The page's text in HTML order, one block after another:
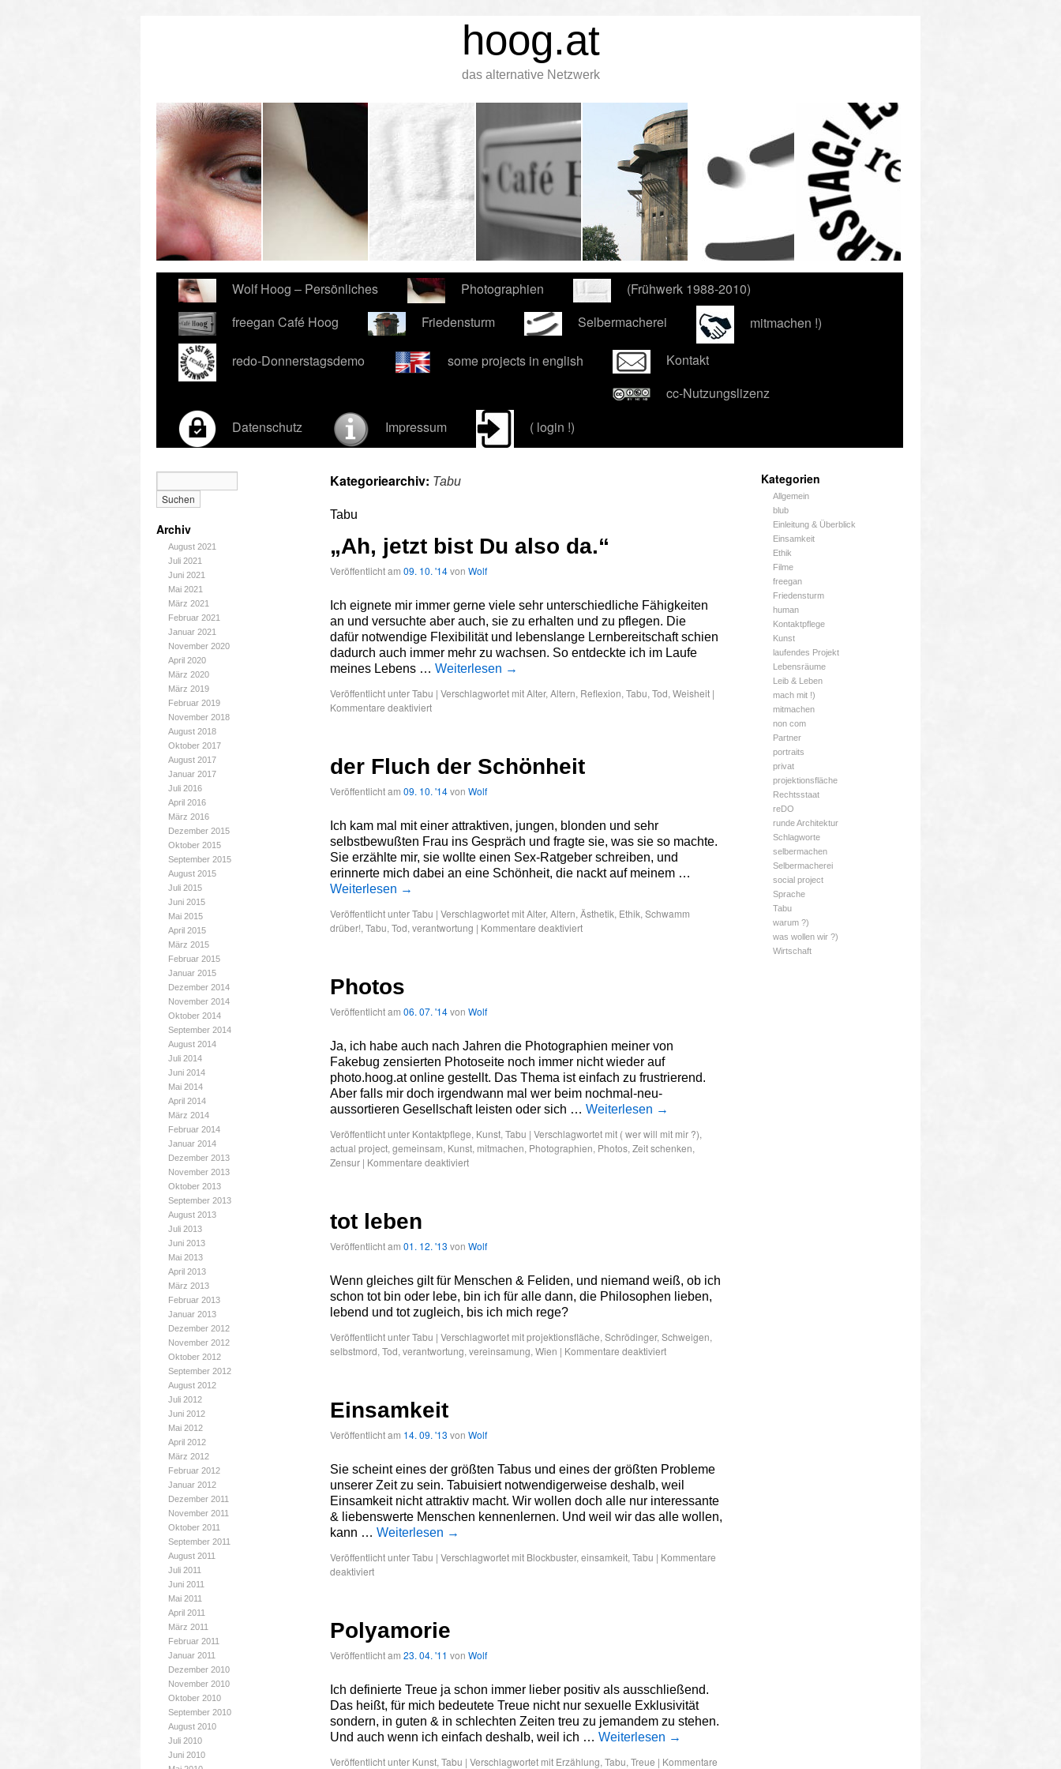
hoog.at
das alternative Netzwerk
Wolf Hoog – Persönliches Photographien
(Frühwerk 1988-2010)
freegan Café Hoog
Friedensturm Selbermacherei mitmachen !)
redo-Donnerstagsdemo some projects in english
Kontakt
cc-Nutzungslizenz
Datenschutz
Impressum ( login !)
Archiv
August 2021
Juli 2021
Juni 2021
Mai 2021
März 2021
Februar 2021
Januar 2021
November 2020
April 2020
März 2020
März 2019
Februar 2019
November 2018
August 2018
Oktober 2017
August 2017
Januar 2017
Juli 2016
April 2016
März 2016
Dezember 2015
Oktober 2015
September 2015
August 2015
Juli 2015
Juni 2015
Mai 2015
April 2015
März 2015
Februar 2015
Januar 2015
Dezember 2014
November 2014
Oktober 2014
September 2014
August 2014
Juli 2014
Juni 2014
Mai 2014
April 2014
März 2014
Februar 2014
Januar 2014
Dezember 2013
November 2013
Oktober 2013
September 2013
August 2013
Juli 2013
Juni 2013
Mai 2013
April 2013
März 2013
Februar 2013
Januar 2013
Dezember 2012
November 2012
Oktober 2012
September 2012
August 2012
Juli 2012
Juni 2012
Mai 2012
April 2012
März 2012
Februar 2012
Januar 2012
Dezember 2011
November 2011
Oktober 2011
September 2011
August 2011
Juli 2011
Juni 2011
Mai 2011
April 2011
März 2011
Februar 2011
Januar 2011
Dezember 2010
November 2010
Oktober 2010
September 2010
August 2010
Juli 2010
Juni 2010
Kategorien
Allgemein
blub
Einleitung & Überblick
Einsamkeit
Ethik
Filme
freegan
Friedensturm
human
Kontaktpflege
Kunst
laufendes Projekt
Lebensräume
Leib & Leben
mach mit !)
mitmachen
non com
Partner
portraits
privat
projektionsfläche
Rechtsstaat
reDO
runde Architektur
Schlagworte
selbermachen
Selbermacherei
social project
Sprache
Tabu
warum ?)
was wollen wir ?)
Wirtschaft
Kategoriearchiv: Tabu
Tabu
„Ah, jetzt bist Du also da.“
Veröffentlicht am 09. 10. '14von Wolf
Ich eignete mir immer gerne viele sehr unterschiedliche Fähigkeiten
an und versuchte aber auch, sie zu erhalten und zu pflegen. Die
dafür notwendige Flexibilität und lebenslange Lernbereitschaft schien
dadurch auch immer mehr zu wachsen. So entdeckte ich im Laufe
meines Lebens … Weiterlesen →
Veröffentlicht unterTabu | Verschlagwortet mitAlter, Altern, Reflexion, Tabu, Tod, Weisheit |
Kommentare deaktiviert
der Fluch der Schönheit
Veröffentlicht am 09. 10. '14von Wolf
Ich kam mal mit einer attraktiven, jungen, blonden und sehr
selbstbewußten Frau ins Gespräch und fragte sie, was sie so machte.
Sie erzählte mir, sie wollte einen Sex-Ratgeber schreiben, und
erinnerte mich dabei an eine Schönheit, die nackt auf meinem …
Weiterlesen →
Veröffentlicht unterTabu | Verschlagwortet mitAlter, Altern, Ästhetik, Ethik, Schwamm
drüber!, Tabu, Tod, verantwortung | Kommentare deaktiviert
Photos
Veröffentlicht am 06. 07. '14von Wolf
Ja, ich habe auch nach Jahren die Photographien meiner von
Fakebug zensierten Photoseite noch immer nicht wieder auf
photo.hoog.at online gestellt. Das Thema ist einfach zu frustrierend.
Aber falls mir doch irgendwann mal wer beim nochmal-neu-
aussortieren Gesellschaft leisten oder sich … Weiterlesen →
Veröffentlicht unter Kontaktpflege, Kunst, Tabu | Verschlagwortet mit ( wer will mit mir ?),
actual project, gemeinsam, Kunst, mitmachen, Photographien, Photos, Zeit schenken,
Zensur | Kommentare deaktiviert
tot leben
Veröffentlicht am 01. 12. '13 von Wolf
Wenn gleiches gilt für Menschen & Feliden, und niemand weiß, ob ich
schon tot bin oder lebe, bin ich für alle dann, die Philosophen lieben,
lebend und tot zugleich, bis ich mich rege?
Veröffentlicht unterTabu | Verschlagwortet mitprojektionsfläche, Schrödinger, Schweigen,
selbstmord, Tod, verantwortung, vereinsamung, Wien | Kommentare deaktiviert
Einsamkeit
Veröffentlicht am 14. 09. '13 von Wolf
Sie scheint eines der größten Tabus und eines der größten Probleme
unserer Zeit zu sein. Tabuisiert notwendigerweise deshalb, weil
Einsamkeit nicht attraktiv macht. Wir wollen doch alle nur interessante
& liebenswerte Menschen kennenlernen. Und weil wir das alle wollen,
kann … Weiterlesen →
Veröffentlicht unterTabu | Verschlagwortet mit Blockbuster, einsamkeit, Tabu | Kommentare
deaktiviert
Polyamorie
Veröffentlicht am 23. 04. '11 von Wolf
Ich definierte Treue ja schon immer lieber positiv als ausschließend.
Das heißt, für mich bedeutete Treue nicht nur sexuelle Exklusivität
sondern, in guten & in schlechten Zeiten treu zu jemandem zu stehen.
Und auch wenn ich einfach deshalb, weil ich … Weiterlesen →
Veröffentlicht unter Kunst, Tabu | Verschlagwortet mit Erzählung, Tabu, Treue | Kommentare